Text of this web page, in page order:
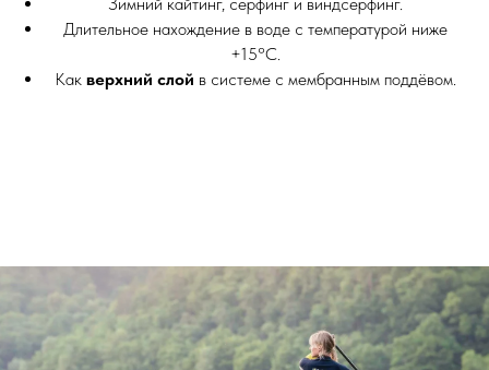
Длительное нахождение в воде с температурой ниже
+15°C.
Как верхний слой в системе с мембранным поддёвом.